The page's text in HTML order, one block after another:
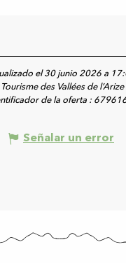
el 30 junio 2026 a
des Vallées de l’Arize
de la oferta :
Señalar un error